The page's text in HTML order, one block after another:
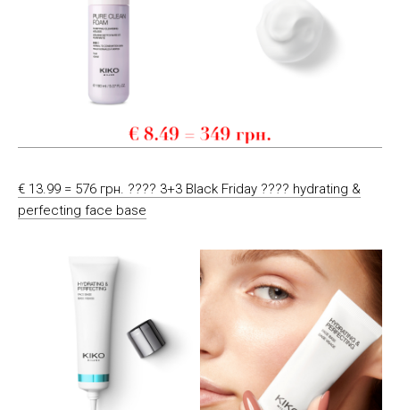
€ 13.99 = 576 грн. ???? 3+3 Black Friday ???? hydrating &
perfecting face base